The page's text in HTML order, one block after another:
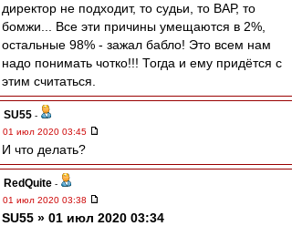
директор не подходит, то судьи, то ВАР, то
бомжи... Все эти причины умещаются в 2%,
остальные 98% - зажал бабло! Это всем нам
надо понимать чотко!!! Тогда и ему придётся с
этим считаться.
SU55 -
01 июл 2020 03:45
И что делать?
RedQuite -
01 июл 2020 03:38
SU55 » 01 июл 2020 03:34